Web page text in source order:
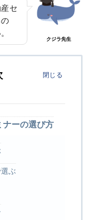
資額を増額したい場合
注意点をまとめました
セ
クジラ先生
閉じる
ナーの選び方
ぶ